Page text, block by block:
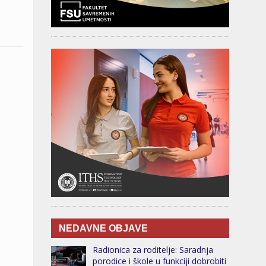
NEDAVNE OBJAVE
Radionica za roditelje: Saradnja
porodice i škole u funkciji dobrobiti